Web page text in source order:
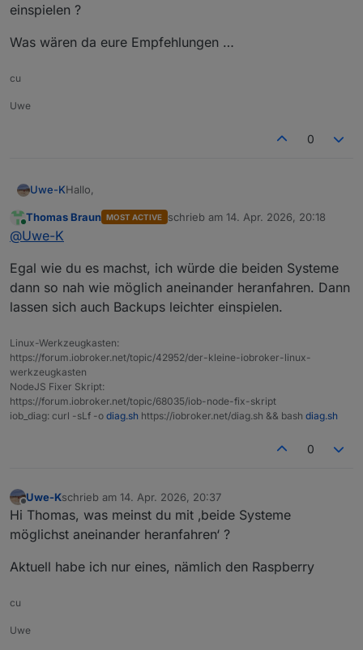
einspielen ?
Was wären da eure Empfehlungen …
cu
Uwe
0
Uwe-KHallo,
Ich habe ioBroker, debmatic, Zigbee, Yahka ( Apple
sonderlich performant.
Ich möchte nun das Thema OS Upgrade auf trixie‘
angehen und ggf. Migration auf bessere Hardware (
minipc mit Proxomox ? )
Die Frage wäre :
und später auf neue Hardware umziehen ?
Oder besser als auf der neuen HW ‚vorbereiten‘ und
dann die Backups von ioBroker, Influx etc dort
einspielen ?
Was wären da eure Empfehlungen …
Online
Thomas Braun MOST ACTIVE schrieb am 14. Apr. 2026, 20:18
zuletzt editiert von
@Uwe-K
Egal wie du es machst, ich würde die beiden Systeme
dann so nah wie möglich aneinander heranfahren. Dann
lassen sich auch Backups leichter einspielen.
Linux-Werkzeugkasten:
https://forum.iobroker.net/topic/42952/der-kleine-iobroker-linux-
werkzeugkasten
NodeJS Fixer Skript:
https://forum.iobroker.net/topic/68035/iob-node-fix-skript
iob_diag: curl -sLf -o diag.sh https://iobroker.net/diag.sh && bash diag.sh
0
Offline
Uwe-Kschrieb am 14. Apr. 2026, 20:37
zuletzt editiert von
Hi Thomas, was meinst du mit ‚beide Systeme
möglichst aneinander heranfahren‘ ?
Aktuell habe ich nur eines, nämlich den Raspberry
cu
Uwe